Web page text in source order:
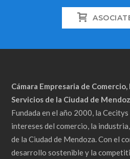
Cámara Empresaria de
Servicios de la Ciudad de
Fundada en el año 2000, la
intereses del comercio, la
de la Ciudad de Mendoza. Con el
desarrollo sostenible y la